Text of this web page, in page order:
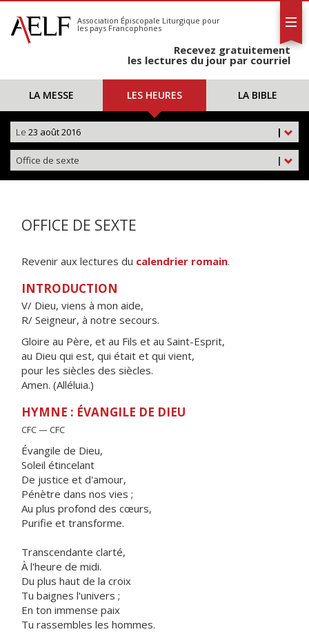
S'abonner
Calendrier
Association Épiscopale Liturgique pour
les pays Francophones
Recevez gratuitement
les lectures du jour par courriel
LA MESSE LES HEURES LA BIBLE
|
Le 23 août 2016
|
Office de sexte
OFFICE DE SEXTE
Revenir aux lectures du calendrier romain.
INTRODUCTION
V/ Dieu, viens à mon aide,
R/ Seigneur, à notre secours.
Gloire au Père, et au Fils et au Saint-Esprit,
au Dieu qui est, qui était et qui vient,
pour les siècles des siècles.
Amen. (Alléluia.)
HYMNE : ÉVANGILE DE DIEU
CFC — CFC
Évangile de Dieu,
Soleil étincelant
De justice et d'amour,
Pénètre dans nos vies ;
Au plus profond des cœurs,
Purifie et transforme.
Transcendante clarté,
À l'heure de midi.
Du plus haut de la croix
Tu baignes l'univers ;
En ton immense paix
Tu rassembles les hommes.